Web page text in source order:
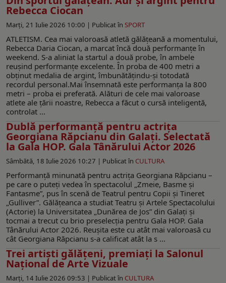
Rebecca Ciocan
Marți, 21 Iulie 2026 10:00 | Publicat în SPORT
ATLETISM. Cea mai valoroasă atletă gălățeană a momentului,
Rebecca Daria Ciocan, a marcat încă două performanțe în
weekend. S-a aliniat la startul a două probe, în ambele
reușind performanțe excelente. În proba de 400 metri a
obținut medalia de argint, îmbunătățindu-și totodată
recordul personal.Mai însemnată este performanța la 800
metri – proba ei preferată. Alături de cele mai valoroase
atlete ale țării noastre, Rebecca a făcut o cursă inteligentă,
controlat ...
Dublă performanţă pentru actriţa
Georgiana Răpcianu din Galaţi. Selectată
la Gala HOP. Gala Tânărului Actor 2026
Sâmbătă, 18 Iulie 2026 10:27 | Publicat în CULTURA
Performanţă minunată pentru actriţa Georgiana Răpcianu –
pe care o puteţi vedea în spectacolul „Zmeie, Basme și
Fantasme”, pus în scenă de Teatrul pentru Copii şi Tineret
„Gulliver”. Gălăţeanca a studiat Teatru şi Artele Spectacolului
(Actorie) la Universitatea „Dunărea de Jos” din Galați şi
tocmai a trecut cu brio preselecţia pentru Gala HOP. Gala
Tânărului Actor 2026. Reuşita este cu atât mai valoroasă cu
cât Georgiana Răpcianu s-a calificat atât la s ...
Trei artiști gălățeni, premiați la Salonul
Național de Arte Vizuale
Marți, 14 Iulie 2026 09:53 | Publicat în CULTURA